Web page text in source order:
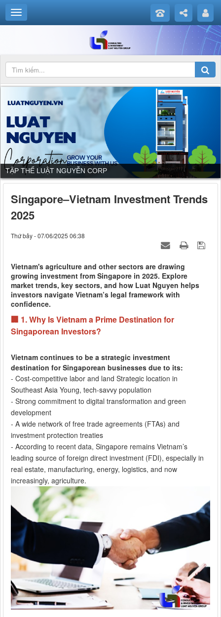
TẬP THỂ LUẬT NGUYỄN CORP
Singapore–Vietnam Investment Trends
2025
Thứ bảy - 07/06/2025 06:38
Vietnam's agriculture and other sectors are drawing
growing investment from Singapore in 2025. Explore
market trends, key sectors, and how Luat Nguyen helps
investors navigate Vietnam’s legal framework with
confidence.
🏢 1. Why Is Vietnam a Prime Destination for
Singaporean Investors?
Vietnam continues to be a strategic investment
destination for Singaporean businesses due to its:
- Cost-competitive labor and land Strategic location in
Southeast Asia Young, tech-savvy population
- Strong commitment to digital transformation and green
development
- A wide network of free trade agreements (FTAs) and
investment protection treaties
- According to recent data, Singapore remains Vietnam’s
leading source of foreign direct investment (FDI), especially in
real estate, manufacturing, energy, logistics, and now
increasingly, agriculture.